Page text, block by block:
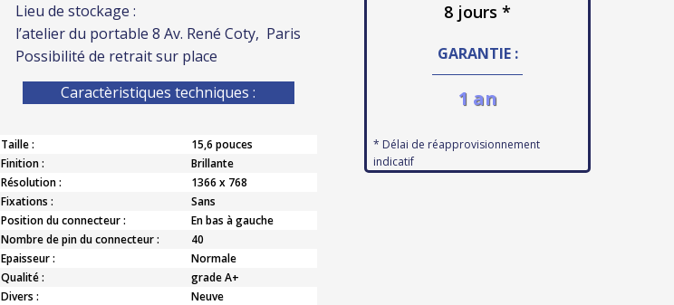
Lieu de stockage :
l’atelier du portable 8 Av. René Coty, Paris
Possibilité de retrait sur place
Caractèristiques techniques :
Taille :
15,6 pouces
Finition :
Brillante
Résolution :
1366 x 768
Fixations :
Sans
Position du connecteur :
En bas à gauche
Nombre de pin du connecteur :
40
Epaisseur :
Normale
Qualité :
grade A+
Divers :
Neuve
8 jours *
GARANTIE :
1 an
* Délai de réapprovisionnement
indicatif